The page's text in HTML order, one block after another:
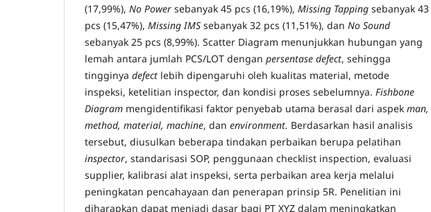
(17,99%), No Power sebanyak 45 pcs (16,19%), Missing Tapping sebanyak 43
pcs (15,47%), Missing IMS sebanyak 32 pcs (11,51%), dan No Sound
sebanyak 25 pcs (8,99%). Scatter Diagram menunjukkan hubungan yang
lemah antara jumlah PCS/LOT dengan persentase defect, sehingga
tingginya defect lebih dipengaruhi oleh kualitas material, metode
inspeksi, ketelitian inspector, dan kondisi proses sebelumnya. Fishbone
Diagram mengidentifikasi faktor penyebab utama berasal dari aspek man,
method, material, machine, dan environment. Berdasarkan hasil analisis
tersebut, diusulkan beberapa tindakan perbaikan berupa pelatihan
inspector, standarisasi SOP, penggunaan checklist inspection, evaluasi
supplier, kalibrasi alat inspeksi, serta perbaikan area kerja melalui
peningkatan pencahayaan dan penerapan prinsip 5R. Penelitian ini
diharapkan dapat menjadi dasar bagi PT XYZ dalam meningkatkan